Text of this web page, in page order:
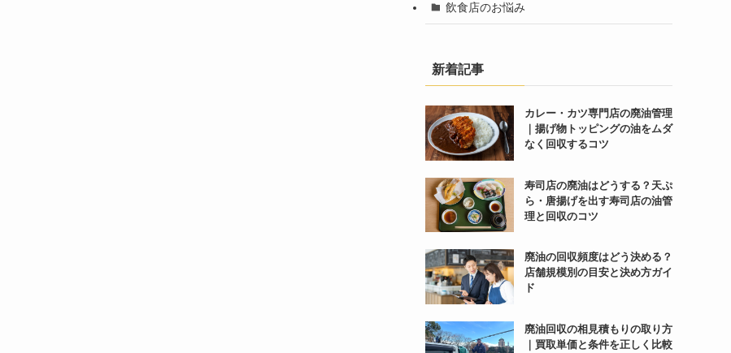
飲食店のお悩み
新着記事
カレー・カツ専門店の廃油管理
｜揚げ物トッピングの油をムダ
なく回収するコツ
寿司店の廃油はどうする？天ぷ
ら・唐揚げを出す寿司店の油管
理と回収のコツ
廃油の回収頻度はどう決める？
店舗規模別の目安と決め方ガイ
ド
廃油回収の相見積もりの取り方
｜買取単価と条件を正しく比較